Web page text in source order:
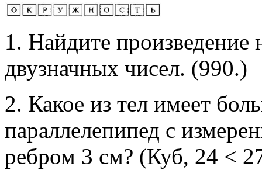
1. Найдите
двузначных чисел. (990.)
2. Какое из тел имеет
параллелепипед с
ребром 3 см? (Куб, 24 <